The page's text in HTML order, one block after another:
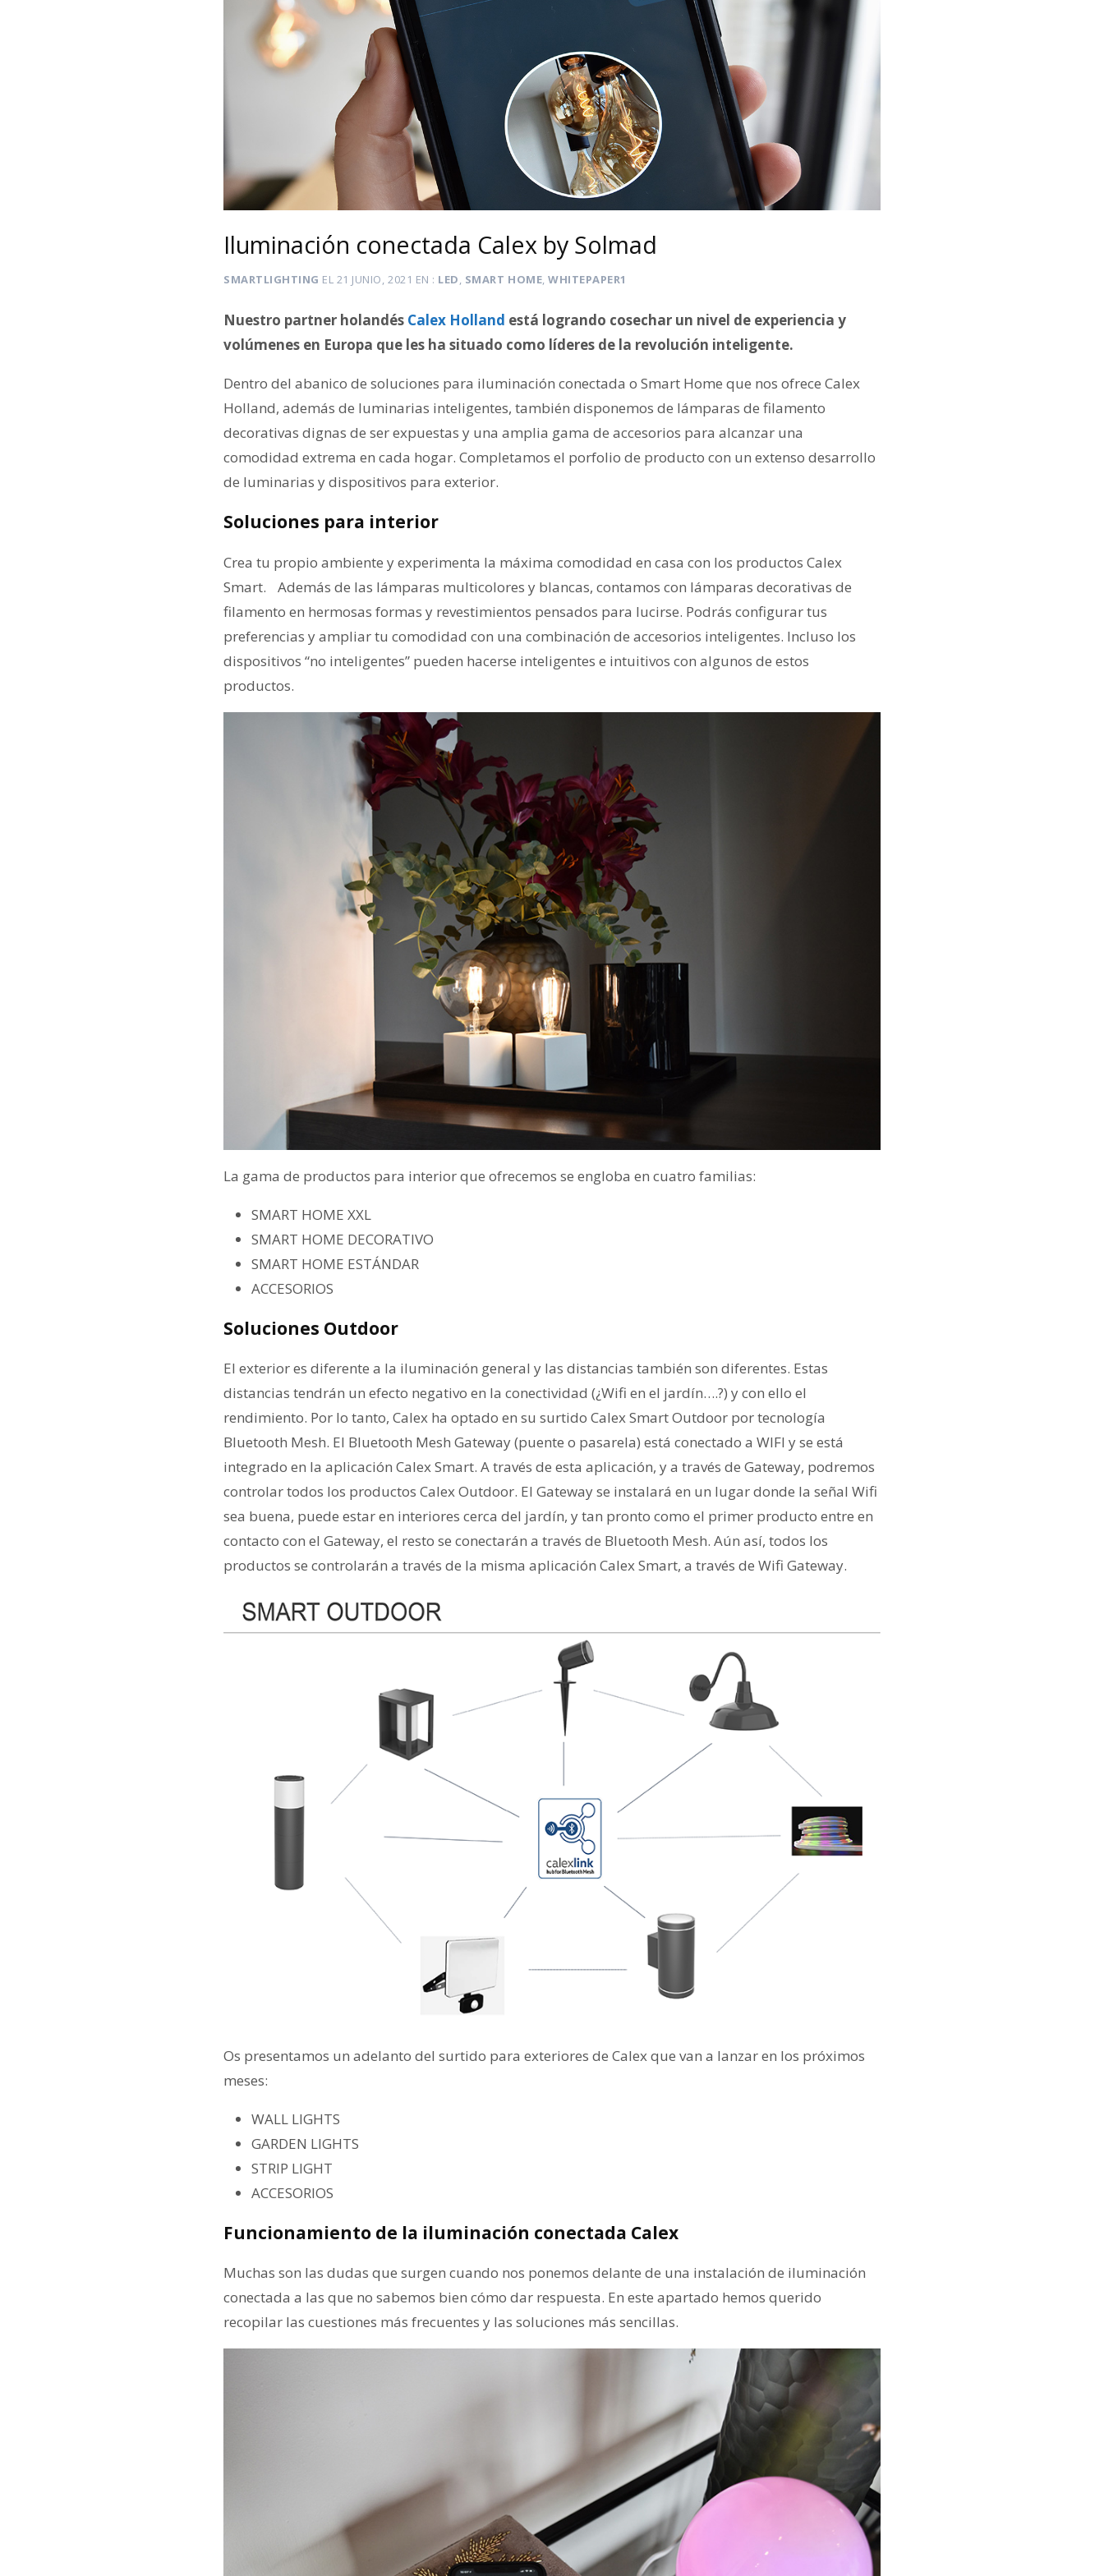
Iluminación conectada Calex by Solmad
SMARTLIGHTING EL 21 JUNIO, 2021 EN LED, SMART HOME,WHITEPAPER1
Nuestro partner holandés Calex Holland está logrando cosechar un nivel de experiencia y
volúmenes en Europa que les ha situado como líderes de la revolución inteligente.
Dentro del abanico de soluciones para iluminación conectada o Smart Home que nos ofrece Calex
Holland, además de luminarias inteligentes, también disponemos de lámparas de filamento
decorativas dignas de ser expuestas y una amplia gama de accesorios para alcanzar una
comodidad extrema en cada hogar. Completamos el porfolio de producto con un extenso desarrollo
de luminarias y dispositivos para exterior.
Soluciones para interior
Crea tu propio ambiente y experimenta la máxima comodidad en casa con los productos Calex
Smart. Además de las lámparas multicolores y blancas, contamos con lámparas decorativas de
filamento en hermosas formas y revestimientos pensados para lucirse. Podrás configurar tus
preferencias y ampliar tu comodidad con una combinación de accesorios inteligentes. Incluso los
dispositivos “no inteligentes” pueden hacerse inteligentes e intuitivos con algunos de estos
productos.
La gama de productos para interior que ofrecemos se engloba en cuatro familias:
SMART HOME XXL
SMART HOME DECORATIVO
SMART HOME ESTÁNDAR
ACCESORIOS
Soluciones Outdoor
El exterior es diferente a la iluminación general y las distancias también son diferentes. Estas
distancias tendrán un efecto negativo en la conectividad (¿Wifi en el jardín….?) y con ello el
rendimiento. Por lo tanto, Calex ha optado en su surtido Calex Smart Outdoor por tecnología
Bluetooth Mesh. El Bluetooth Mesh Gateway (puente o pasarela) está conectado a WIFI y se está
integrado en la aplicación Calex Smart. A través de esta aplicación, y a través de Gateway, podremos
controlar todos los productos Calex Outdoor. El Gateway se instalará en un lugar donde la señal Wifi
sea buena, puede estar en interiores cerca del jardín, y tan pronto como el primer producto entre en
contacto con el Gateway, el resto se conectarán a través de Bluetooth Mesh. Aún así, todos los
productos se controlarán a través de la misma aplicación Calex Smart, a través de Wifi Gateway.
Os presentamos un adelanto del surtido para exteriores de Calex que van a lanzar en los próximos
meses:
WALL LIGHTS
GARDEN LIGHTS
STRIP LIGHT
ACCESORIOS
Funcionamiento de la iluminación conectada Calex
Muchas son las dudas que surgen cuando nos ponemos delante de una instalación de iluminación
conectada a las que no sabemos bien cómo dar respuesta. En este apartado hemos querido
recopilar las cuestiones más frecuentes y las soluciones más sencillas.